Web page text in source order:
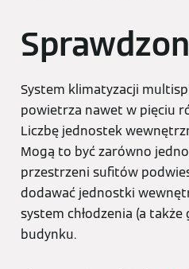
System klimatyzacji
powietrza nawet w pięciu
Liczbę jednostek
Mogą to być zarówno
przestrzeni sufitów
dodawać jednostki
system chłodzenia (a
budynku.